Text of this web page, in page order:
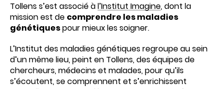
Tollens s’est associé àl’Institut Imagine, dont la
mission est de comprendre les maladies
génétiquespour mieux les soigner.
L’Institut des maladies génétiques regroupe au sein
d’un même lieu, peint en Tollens, des équipes de
chercheurs, médecins et malades, pour qu’ils
s’écoutent, se comprennent et s’enrichissent